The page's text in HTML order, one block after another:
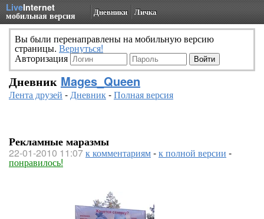
LiveInternet
мобильная версия Дневники Личка
Вы были перенаправлены на мобильную версию
страницы. Вернуться!
Авторизация
Дневник Mages_Queen
Лента друзей -Дневник-Полная версия
Рекламные маразмы
22-01-2010 11:07к комментариям-к полной версии -
понравилось!